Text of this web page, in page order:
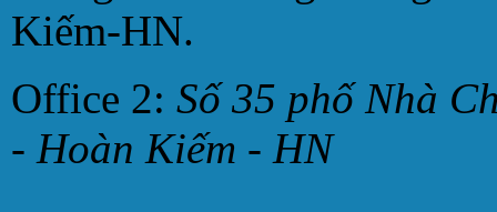
Kiếm-HN.
Office 2: Số 35 phố Nhà
- Hoàn Kiếm - HN